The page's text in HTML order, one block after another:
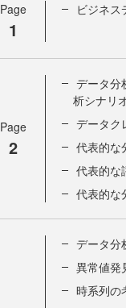
Page
1
ビジネス
Page
2
データ分
析シナリ
データク
代表的な
代表的な
代表的な
データ分
異常値発
時系列の